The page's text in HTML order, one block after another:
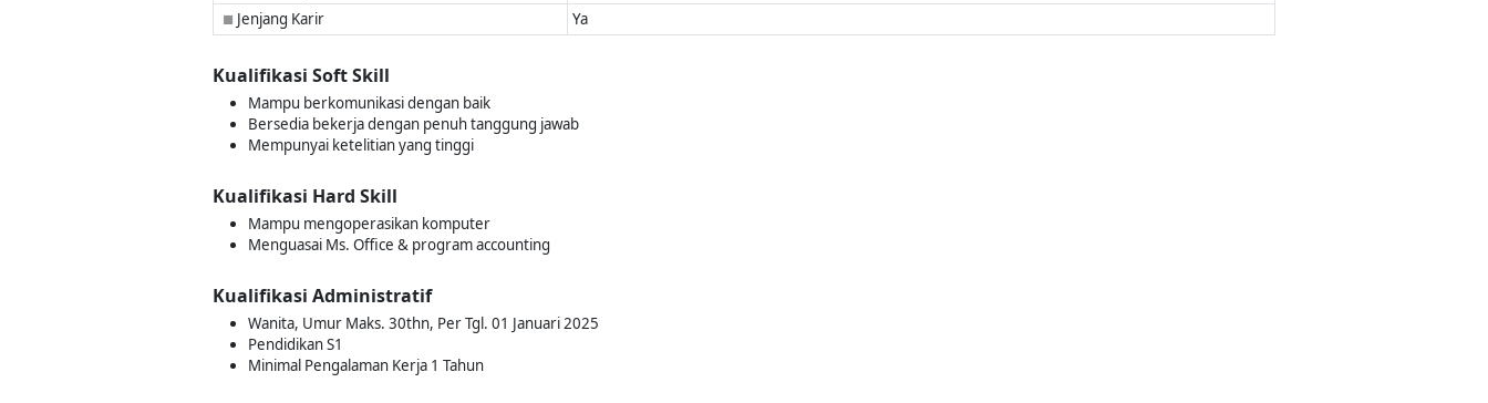
■ Jenjang Karir Ya
Kualifikasi Soft Skill
Mampu berkomunikasi dengan baik
Bersedia bekerja dengan penuh tanggung jawab
Mempunyai ketelitian yang tinggi
Kualifikasi Hard Skill
Mampu mengoperasikan komputer
Menguasai Ms. Office & program accounting
Kualifikasi Administratif
Wanita, Umur Maks. 30thn, Per Tgl. 01 Januari 2025
Pendidikan S1
Minimal Pengalaman Kerja 1 Tahun